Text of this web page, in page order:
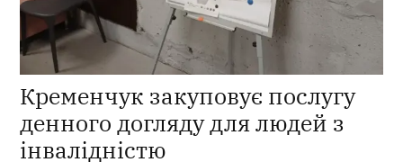
Кременчук закуповує послугу
денного догляду для людей з
інвалідністю